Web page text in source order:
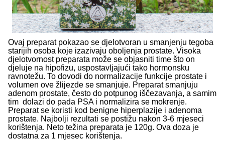
Ovaj preparat pokazao se djelotvoran u smanjenju tegoba
starijih osoba koje izazivaju oboljenja prostate. Visoka
djelotvornost preparata može se objasniti time što on
djeluje na hipofizu, uspostavljajući tako hormonsku
ravnotežu. To dovodi do normalizacije funkcije prostate i
volumen ove žlijezde se smanjuje. Preparat smanjuju
adenom prostate, često do potpunog iščezavanja, a samim
tim dolazi do pada PSA i normalizira se mokrenje.
Preparat se koristi kod benigne hiperplazije i adenoma
prostate. Najbolji rezultati se postižu nakon 3-6 mjeseci
korištenja. Neto težina preparata je 120g. Ova doza je
dostatna za 1 mjesec korištenja.